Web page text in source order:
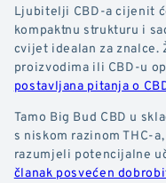
Ljubitelji CBD-a cijenit
kompaktnu strukturu i
cvijet idealan za
proizvodima ili CBD-u
postavljana pitanja o
Tamo Big Bud CBD u
s niskom razinom THC-
razumjeli potencijalne
članak posvećen